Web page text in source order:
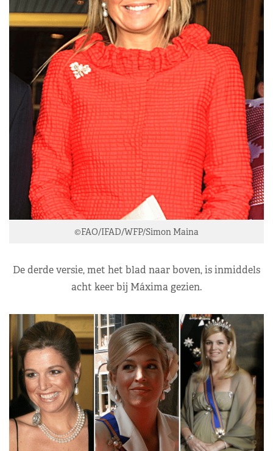
©FAO/IFAD/WFP/Simon Maina
De derde versie, met het blad naar boven, is inmiddels
acht keer bij Máxima gezien.